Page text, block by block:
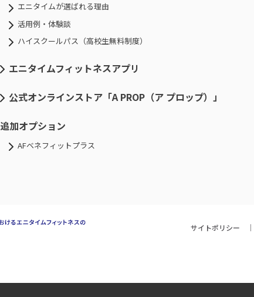
エニタイムが選ばれる理由
活用例・体験談
ハイスクールパス（高校生無料制度）
エニタイムフィットネスアプリ
公式オンラインストア「A PROP（ア プロップ）」
追加オプション
AFベネフィットプラス
サイトポリシー